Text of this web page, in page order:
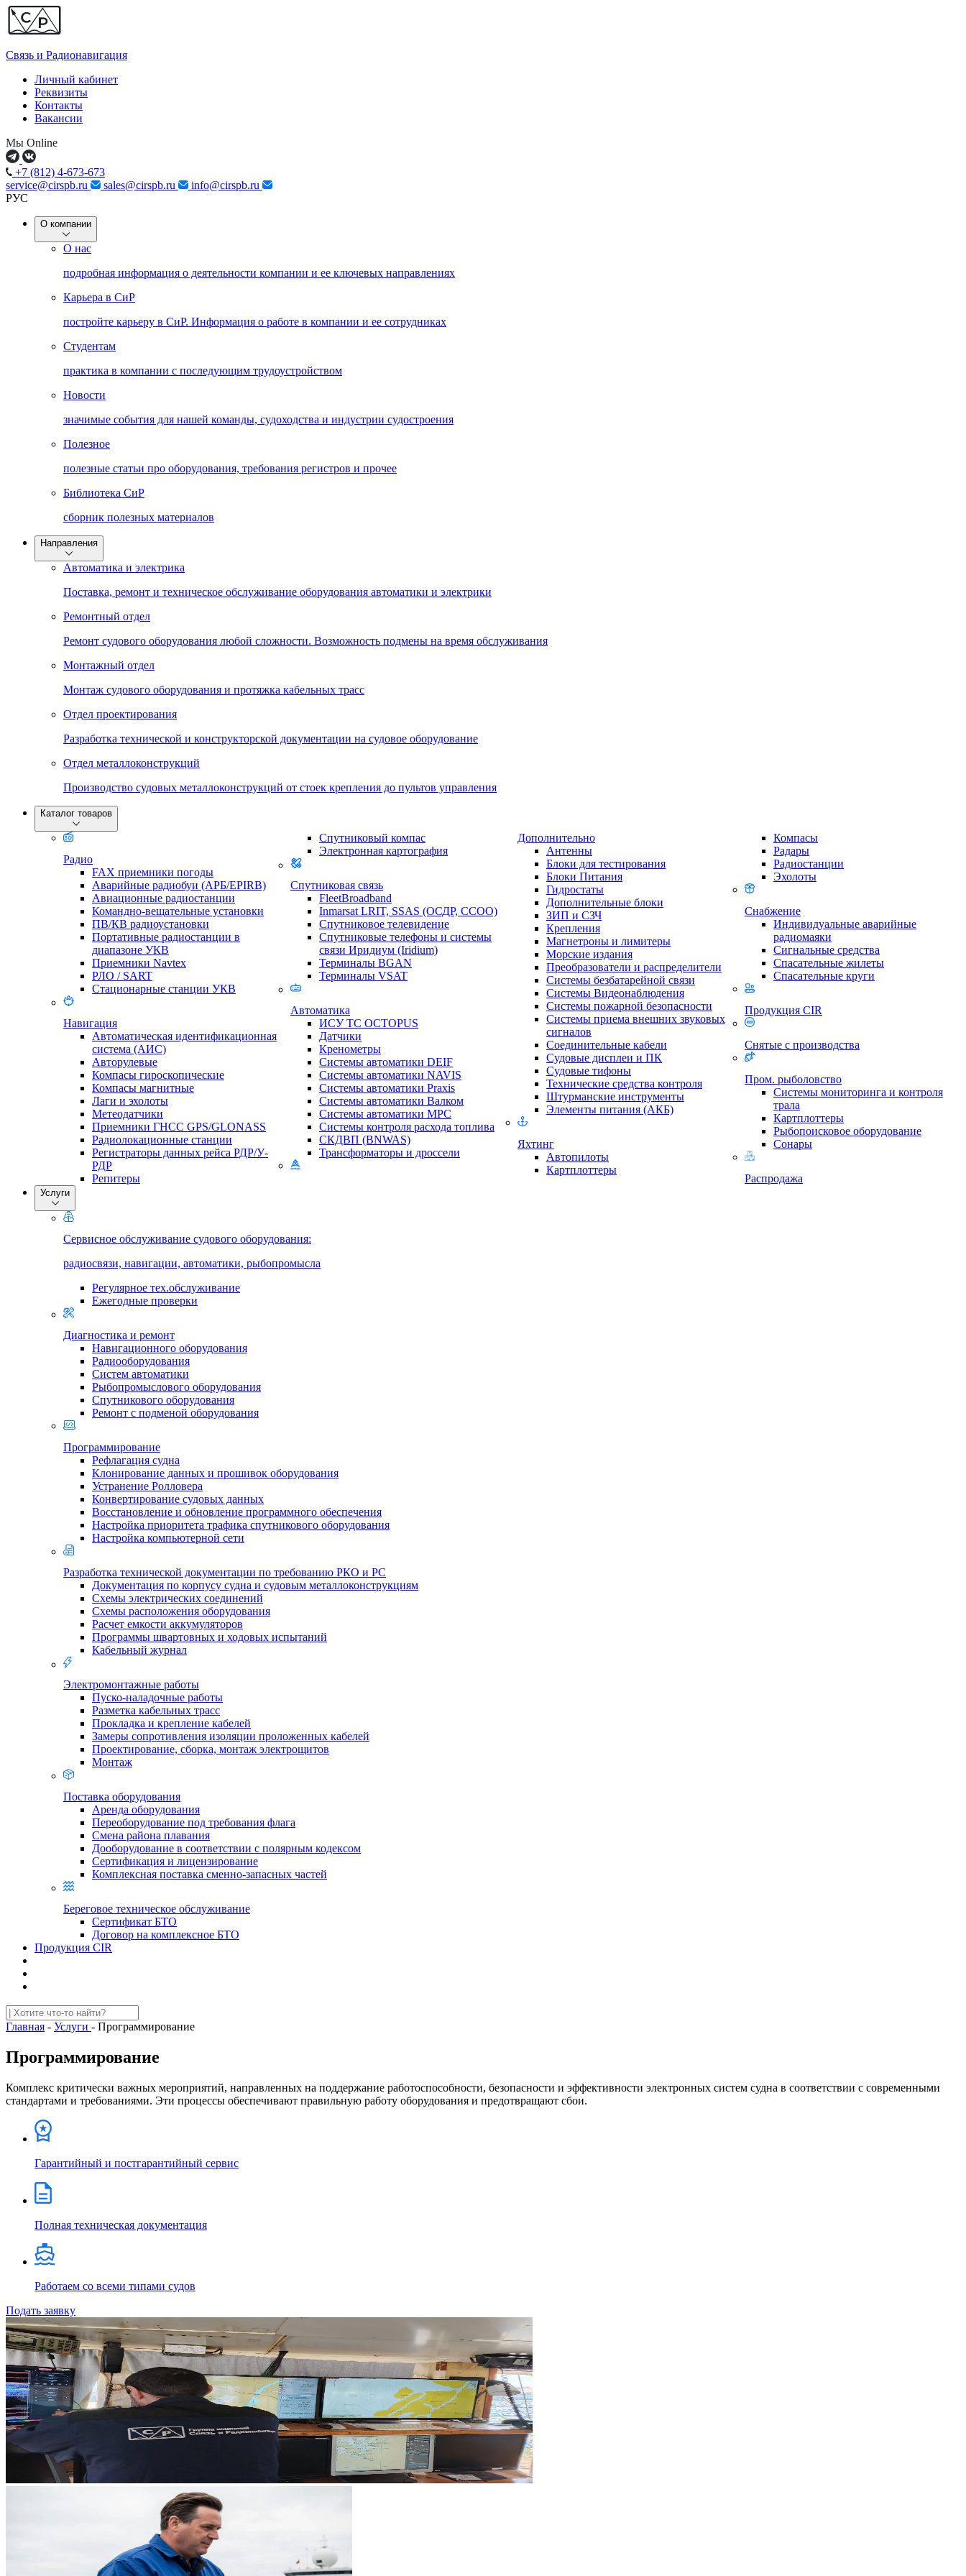
Связь и Радионавигация
Личный кабинет
Реквизиты
Контакты
Вакансии
Мы Online
+7 (812) 4-673-673
service@cirspb.ru
sales@cirspb.ru
info@cirspb.ru
РУС
О компании
О нас
подробная информация о деятельности компании и ее ключевых направлениях
Карьера в СиР
постройте карьеру в СиР. Информация о работе в компании и ее сотрудниках
Студентам
практика в компании с последующим трудоустройством
Новости
значимые события для нашей команды, судоходства и индустрии судостроения
Полезное
полезные статьи про оборудования, требования регистров и прочее
Библиотека СиР
cборник полезных материалов
Направления
Автоматика и электрика
Поставка, ремонт и техническое обслуживание оборудования автоматики и электрики
Ремонтный отдел
Ремонт судового оборудования любой сложности. Возможность подмены на время обслуживания
Монтажный отдел
Монтаж судового оборудования и протяжка кабельных трасс
Отдел проектирования
Разработка технической и конструкторской документации на судовое оборудование
Отдел металлоконструкций
Производство судовых металлоконструкций от стоек крепления до пультов управления
Каталог товаров
Радио
FAX приемники погоды
Аварийные радиобуи (АРБ/EPIRB)
Авиационные радиостанции
Командно-вещательные установки
ПВ/КВ радиоустановки
Портативные радиостанции в
диапазоне УКВ
Приемники Navtex
РЛО / SART
Стационарные станции УКВ
Навигация
Автоматическая идентификационная
система (АИС)
Авторулевые
Компасы гироскопические
Компасы магнитные
Лаги и эхолоты
Метеодатчики
Приемники ГНСС GPS/GLONASS
Радиолокационные станции
Регистраторы данных рейса РДР/У-
РДР
Репитеры
Спутниковый компас
Электронная картография
Спутниковая связь
FleetBroadband
Inmarsat LRIT, SSAS (ОСДР, ССОО)
Спутниковое телевидение
Спутниковые телефоны и системы
связи Иридиум (Iridium)
Терминалы BGAN
Терминалы VSAT
Автоматика
ИСУ ТС OCTOPUS
Датчики
Кренометры
Системы автоматики DEIF
Системы автоматики NAVIS
Системы автоматики Praxis
Системы автоматики Валком
Системы автоматики МРС
Системы контроля расхода топлива
СКДВП (BNWAS)
Трансформаторы и дроссели
Дополнительно
Антенны
Блоки для тестирования
Блоки Питания
Гидростаты
Дополнительные блоки
ЗИП и СЗЧ
Крепления
Магнетроны и лимитеры
Морские издания
Преобразователи и распределители
Системы безбатарейной связи
Системы Видеонаблюдения
Системы пожарной безопасности
Системы приема внешних звуковых
сигналов
Соединительные кабели
Судовые дисплеи и ПК
Судовые тифоны
Технические средства контроля
Штурманские инструменты
Элементы питания (АКБ)
Яхтинг
Автопилоты
Картплоттеры
Компасы
Радары
Радиостанции
Эхолоты
Снабжение
Индивидуальные аварийные
радиомаяки
Сигнальные средства
Спасательные жилеты
Спасательные круги
Продукция CIR
Снятые с производства
Пром. рыболовство
Cистемы мониторинга и контроля
трала
Картплоттеры
Рыбопоисковое оборудование
Сонары
Распродажа
Услуги
Сервисное обслуживание судового оборудования:
радиосвязи, навигации, автоматики, рыбопромысла
Регулярное тех.обслуживание
Ежегодные проверки
Диагностика и ремонт
Навигационного оборудования
Радиооборудования
Систем автоматики
Рыбопромыслового оборудования
Спутникового оборудования
Ремонт с подменой оборудования
Программирование
Рефлагация судна
Клонирование данных и прошивок оборудования
Устранение Ролловера
Конвертирование судовых данных
Восстановление и обновление программного обеспечения
Настройка приоритета трафика спутникового оборудования
Настройка компьютерной сети
Разработка технической документации по требованию РКО и РС
Документация по корпусу судна и судовым металлоконструкциям
Схемы электрических соединений
Схемы расположения оборудования
Расчет емкости аккумуляторов
Программы швартовных и ходовых испытаний
Кабельный журнал
Электромонтажные работы
Пуско-наладочные работы
Разметка кабельных трасс
Прокладка и крепление кабелей
Замеры сопротивления изоляции проложенных кабелей
Проектирование, сборка, монтаж электрощитов
Монтаж
Поставка оборудования
Аренда оборудования
Переоборудование под требования флага
Смена района плавания
Дооборудование в соответствии с полярным кодексом
Сертификация и лицензирование
Комплексная поставка сменно-запасных частей
Береговое техническое обслуживание
Сертификат БТО
Договор на комплексное БТО
Продукция CIR
Главная - Услуги - Программирование
Программирование
Комплекс критически важных мероприятий, направленных на поддержание работоспособности, безопасности и эффективности электронных систем судна в соответствии с современными
стандартами и требованиями. Эти процессы обеспечивают правильную работу оборудования и предотвращают сбои.
Гарантийный и постгарантийный сервис
Полная техническая документация
Работаем со всеми типами судов
Подать заявку